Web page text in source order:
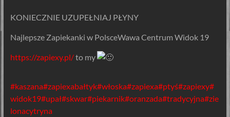
KONIECZNIE UZUPEŁNIAJ PŁYNY
Najlepsze Zapiekanki w PolsceWawa Centrum Widok 19
https://zapiexy.pl/to my
#kaszana#zapiexabałtyk#włoska#zapiexa#ptyś#zapiexy#
widok19#upał#skwar#piekarnik#oranzada#tradycyjna#zie
lonacytryna